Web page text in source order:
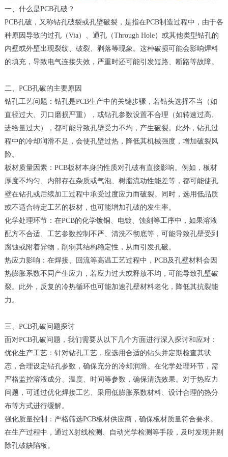
一、什么是PCB孔破？
PCB孔破，又称钻孔破裂或孔壁破裂，是指在PCB制造过程中，由于各
种原因导致的过孔（Via）、通孔（Through Hole）或其他类型钻孔的
内壁或外壁出现裂纹、破裂、剥落等现象。这种破损可能会影响焊料
的填充，导致电气连接失效，严重时还可能引发短路、断路等故障。
二、PCB孔破的主要原因
钻孔工艺问题：钻孔是PCB生产中的关键步骤，若钻头选择不当（如
直径过大、刃口磨损严重），或钻孔参数设置不合理（如转速过高、
进给量过大），都可能导致孔壁受力不均，产生破裂。此外，钻孔过
程中的冷却润滑不足，会使孔壁过热，降低其机械强度，增加破裂风
险。
板材质量因素：PCB板材本身的性质对孔破有直接影响。例如，板材
厚度不均匀、内部存在杂质或气泡、树脂流动性能差等，都可能使孔
壁在钻孔或后续加工过程中承受过度应力而破裂。同时，选用低品质
或不适合特定工艺的板材，也可能增加孔破的发生率。
化学处理环节：在PCB的化学镀铜、电镀、蚀刻等工序中，如果溶液
配方不合适、工艺参数控制不严、清洗不彻底等，可能导致孔壁受到
腐蚀或附着异物，削弱其结构稳定性，从而引发孔破。
热应力影响：在焊接、回流等高温工艺过程中，PCB及孔壁材料会因
热膨胀系数不同产生应力，若应力过大或释放不均，可能导致孔壁破
裂。此外，反复的冷热循环也可能加速孔壁材料老化，降低其抗裂能
力。
三、PCB孔破问题探讨
面对PCB孔破问题，我们需要从以下几个方面进行深入探讨和应对：
优化生产工艺：针对钻孔工艺，应选用合适的钻头并定期检查其状
态，合理设定钻孔参数，确保充分的冷却润滑。在化学处理环节，需
严格监控溶液成分、温度、时间等参数，确保清洗效果。对于热应力
问题，可通过优化焊接工艺、采用低膨胀系数材料、设计合理的热分
布等方式进行缓解。
强化质量控制：严格筛选PCB板材供应商，确保板材质量符合要求。
在生产过程中，通过X射线检测、自动光学检测等手段，及时发现并剔
除孔破缺陷板。